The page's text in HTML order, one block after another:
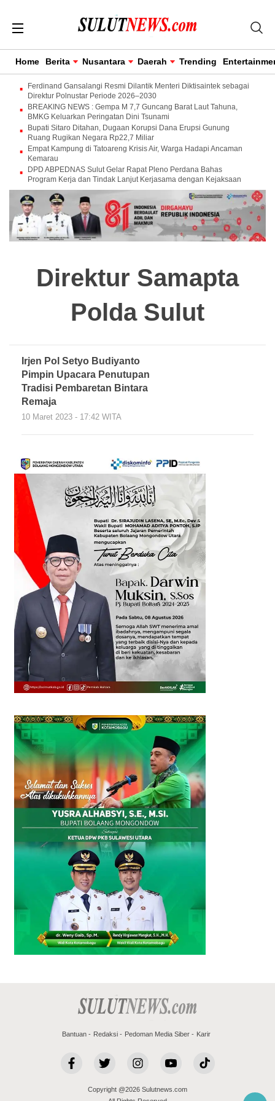
Home Berita Nusantara Daerah Trending
Ferdinand Gansalangi Resmi Dilantik Menteri Diktisaintek sebagai
Direktur Polnustar Periode 2026–2030
BREAKING NEWS : Gempa M 7,7 Guncang Barat Laut Tahuna,
BMKG Keluarkan Peringatan Dini Tsunami
Bupati Sitaro Ditahan, Dugaan Korupsi Dana Erupsi Gunung
Ruang Rugikan Negara Rp22,7 Miliar
Empat Kampung di Tatoareng Krisis Air, Warga Hadapi Ancaman
Kemarau
DPD ABPEDNAS Sulut Gelar Rapat Pleno Perdana Bahas
Program Kerja dan Tindak Lanjut Kerjasama dengan Kejaksaan
Direktur Samapta
Polda Sulut
Irjen Pol Setyo Budiyanto
Pimpin Upacara Penutupan
Tradisi Pembaretan Bintara
Remaja
10 Maret 2023 - 17:42 WITA
Bantuan Redaksi Pedoman Media Siber Karir
Copyright @2026 Sulutnews.com